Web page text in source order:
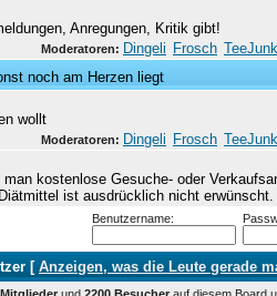
Anregungen, Kritik gibt!
Moderatoren: Dingeli Frosch
noch am Herzen liegt
wollt
Moderatoren: Dingeli Frosch
man kostenlose Gesuche- oder
ist ausdrücklich nicht erwünscht.
Benutzername:
[ Anzeigen, was die Leute gerade